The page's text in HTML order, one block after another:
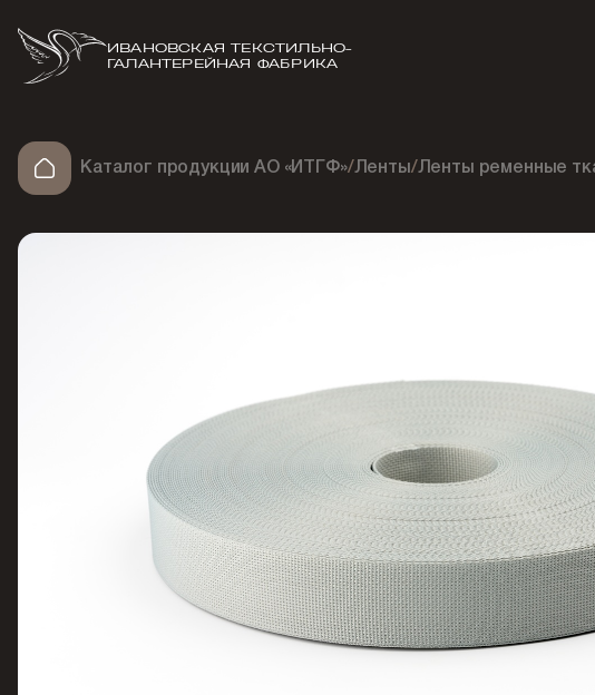
ИВАНОВСКАЯ ТЕКСТИЛЬНО-
ГАЛАНТЕРЕЙНАЯ ФАБРИКА
Каталог продукции АО «ИТГФ»/Ленты /Ленты ременные